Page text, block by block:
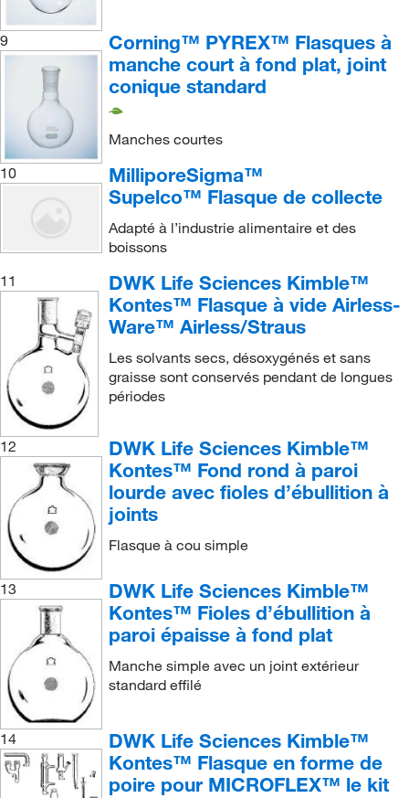
9
Corning™ PYREX™ Flasques à
manche court à fond plat, joint
conique standard
Manches courtes
10
MilliporeSigma™
Supelco™ Flasque de collecte
Adapté à l’industrie alimentaire et des
boissons
11
DWK Life Sciences Kimble™
Kontes™ Flasque à vide Airless-
Ware™ Airless/Straus
Les solvants secs, désoxygénés et sans
graisse sont conservés pendant de longues
périodes
12
DWK Life Sciences Kimble™
Kontes™ Fond rond à paroi
lourde avec fioles d’ébullition à
joints
Flasque à cou simple
13
DWK Life Sciences Kimble™
Kontes™ Fioles d’ébullition à
paroi épaisse à fond plat
Manche simple avec un joint extérieur
standard effilé
14
DWK Life Sciences Kimble™
Kontes™ Flasque en forme de
poire pour MICROFLEX™ le kit